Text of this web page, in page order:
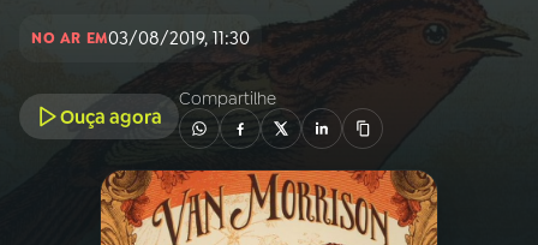
AO VIVO
01INÍCIO
A RÁDIO
NO AR EM03/08/2019, 11:30
Ouça agora
Compartilhe